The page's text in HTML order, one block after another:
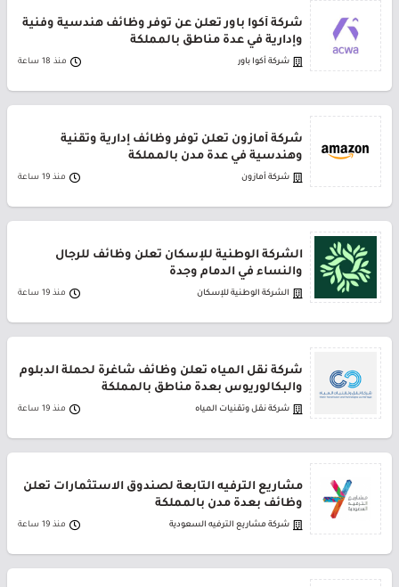
شركة أكوا باور تعلن عن توفر وظائف هندسية وفنية
وإدارية في عدة مناطق بالمملكة
شركة أكوا باور منذ 18 ساعة
شركة أمازون تعلن توفر وظائف إدارية وتقنية
وهندسية في عدة مدن بالمملكة
شركة أمازون منذ 19 ساعة
الشركة الوطنية للإسكان تعلن وظائف للرجال
والنساء في الدمام وجدة
الشركة الوطنية للإسكان منذ 19 ساعة
شركة نقل المياه تعلن وظائف شاغرة لحملة الدبلوم
والبكالوريوس بعدة مناطق بالمملكة
شركة نقل وتقنيات المياه منذ 19 ساعة
مشاريع الترفيه التابعة لصندوق الاستثمارات تعلن
وظائف بعدة مدن بالمملكة
شركة مشاريع الترفيه السعودية منذ 19 ساعة